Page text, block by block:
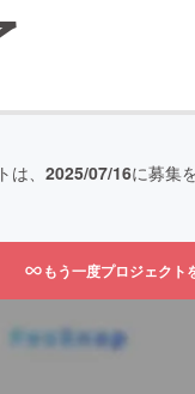
、 2025/07/16に募集
もう一度プロジェクト